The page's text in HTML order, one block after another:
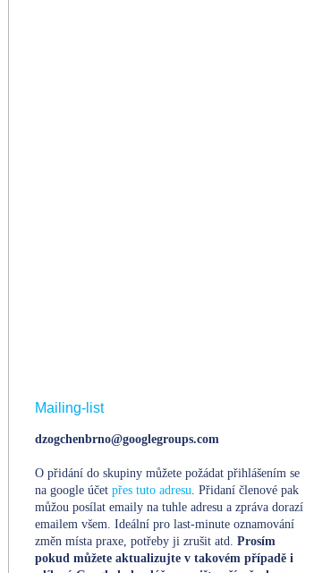
Mailing-list
dzogchenbrno@googlegroups.com
O přidání do skupiny můžete požádat přihlášením se
na google účet přes tuto adresu. Přidaní členové pak
můžou posílat emaily na tuhle adresu a zpráva dorazí
emailem všem. Ideální pro last-minute oznamování
změn místa praxe, potřeby ji zrušit atd. Prosím
pokud můžete aktualizujte v takovém případě i